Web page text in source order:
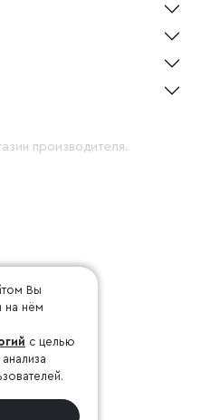
производителя.
Вы
на нём
с целью